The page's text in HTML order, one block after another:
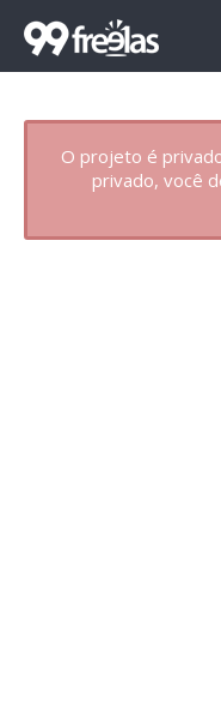
O projeto é
privado, você